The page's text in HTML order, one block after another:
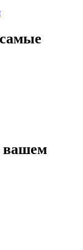
вашем